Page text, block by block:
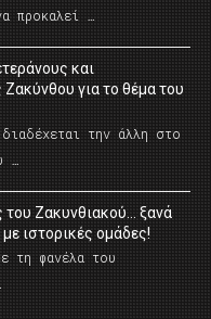
προκαλεί …
και
για το θέμα του
την άλλη στο
…
του Ζακυνθιακού… ξανά
ιστορικές ομάδες!
τη φανέλα του